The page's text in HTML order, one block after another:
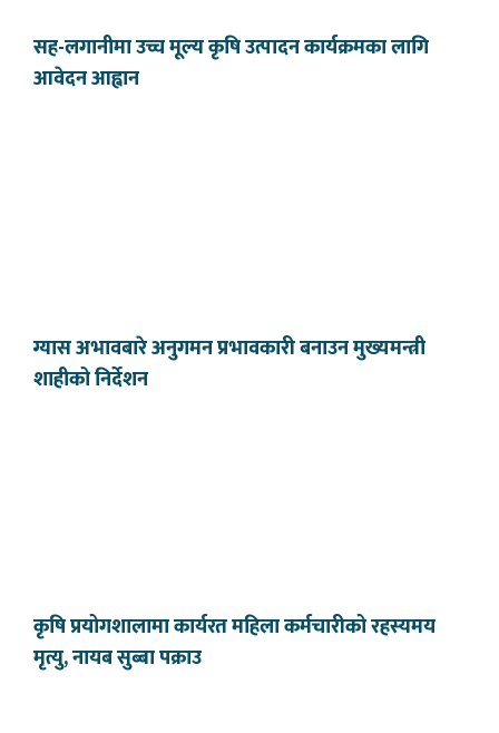
सह-लगानीमा उच्च मूल्य कृषि उत्पादन कार्यक्रमका लागि
आवेदन आह्वान
ग्यास अभावबारे अनुगमन प्रभावकारी बनाउन मुख्यमन्त्री
शाहीको निर्देशन
कृषि प्रयोगशालामा कार्यरत महिला कर्मचारीको रहस्यमय
मृत्यु, नायब सुब्बा पक्राउ